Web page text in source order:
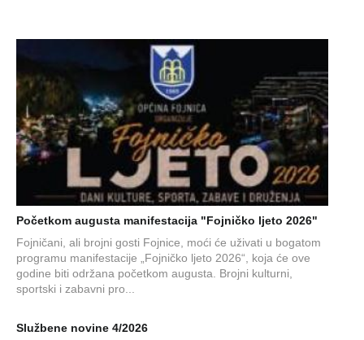
Početkom augusta manifestacija "Fojničko ljeto 2026"
Fojničani, ali brojni gosti Fojnice, moći će uživati u bogatom
programu manifestacije „Fojničko ljeto 2026“, koja će ove
godine biti održana početkom augusta. Brojni kulturni,
sportski i zabavni pro...
Službene novine 4/2026